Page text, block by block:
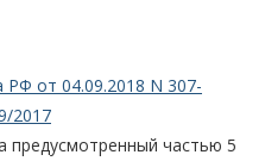
от 04.09.2018 N 307-
2017
предусмотренный частью 5